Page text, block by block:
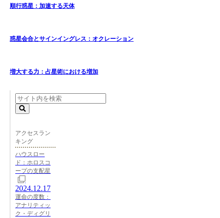
順行惑星：加速する天体
惑星会合とサインイングレス：オクレーション
増大する力：占星術における増加
アクセスラン
キング
ハウスロー
ド：ホロスコ
ープの支配星
2024.12.17
運命の度数：
アナリティッ
ク・ディグリ